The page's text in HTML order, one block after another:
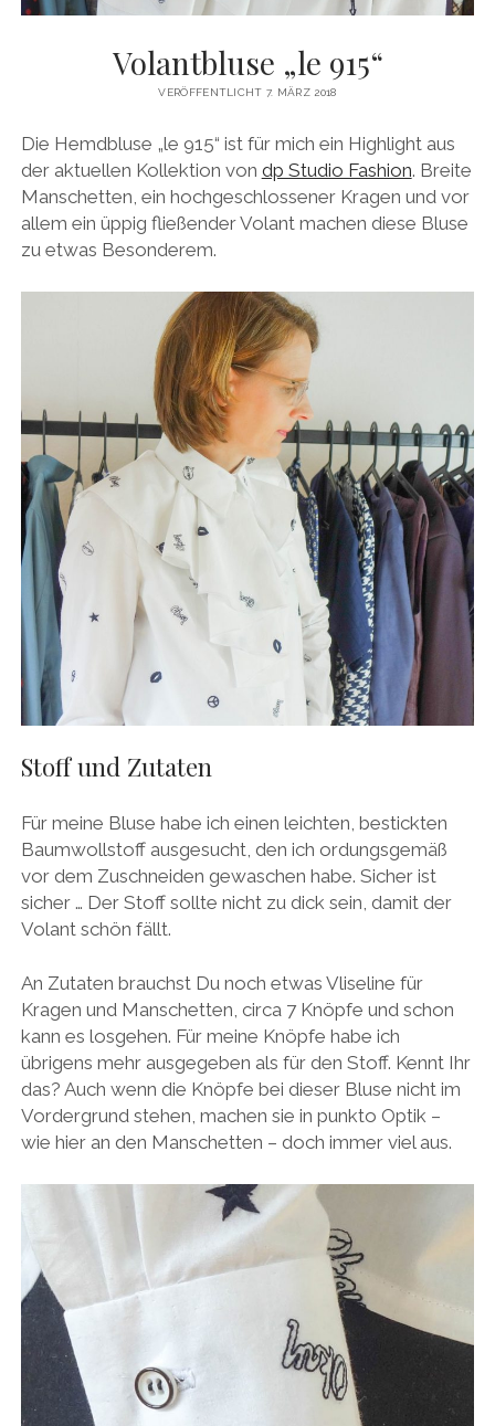
Volantbluse „le 915“
VERÖFFENTLICHT 7. MÄRZ 2018
Die Hemdbluse „le 915“ ist für mich ein Highlight aus
der aktuellen Kollektion von dp Studio Fashion. Breite
Manschetten, ein hochgeschlossener Kragen und vor
allem ein üppig fließender Volant machen diese Bluse
zu etwas Besonderem.
Stoff und Zutaten
Für meine Bluse habe ich einen leichten, bestickten
Baumwollstoff ausgesucht, den ich ordungsgemäß
vor dem Zuschneiden gewaschen habe. Sicher ist
sicher … Der Stoff sollte nicht zu dick sein, damit der
Volant schön fällt.
An Zutaten brauchst Du noch etwas Vliseline für
Kragen und Manschetten, circa 7 Knöpfe und schon
kann es losgehen. Für meine Knöpfe habe ich
übrigens mehr ausgegeben als für den Stoff. Kennt Ihr
das? Auch wenn die Knöpfe bei dieser Bluse nicht im
Vordergrund stehen, machen sie in punkto Optik –
wie hier an den Manschetten – doch immer viel aus.